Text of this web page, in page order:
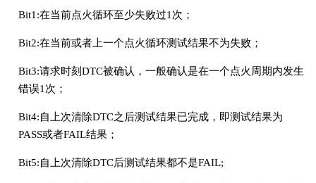
Bit1:在当前点火循环至少失败过1次；
Bit2:在当前或者上一个点火循环测试结果不为失败；
Bit3:请求时刻DTC被确认，一般确认是在一个点火周期内发生
错误1次；
Bit4:自上次清除DTC之后测试结果已完成，即测试结果为
PASS或者FAIL结果；
Bit5:自上次清除DTC后测试结果都不是FAIL;